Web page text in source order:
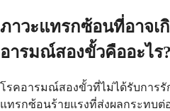
ภาวะแทรกซ้อนที่อาจเ
อารมณ์สองขั้วคืออะไร?
โรคอารมณ์สองขั้วที่ไม่ได้รับการรั
แทรกซ้อนร้ายแรงที่ส่งผลกระทบ